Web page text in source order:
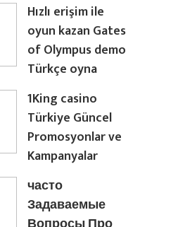
Hızlı erişim ile
oyun kazan Gates
of Olympus demo
Türkçe oyna
1King casino
Türkiye Güncel
Promosyonlar ve
Kampanyalar
часто
Задаваемые